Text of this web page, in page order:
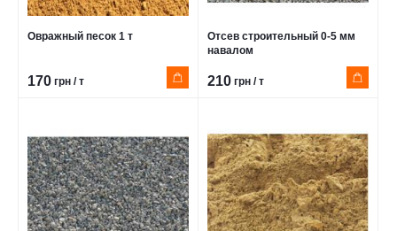
Овражный песок 1 т
170 грн / т
Отсев строительный 0-5 мм
навалом
210 грн / т